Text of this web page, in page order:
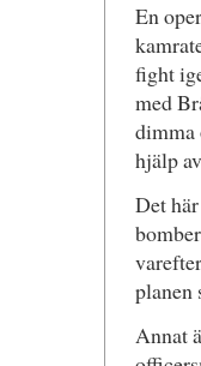
En
fight
med
dimma
hjälp
Det
planen
Annat